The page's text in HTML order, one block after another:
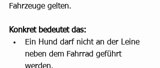
Fahrzeuge gelten.
Konkret bedeutet das:
Ein Hund darf nicht an der Leine
neben dem Fahrrad geführt